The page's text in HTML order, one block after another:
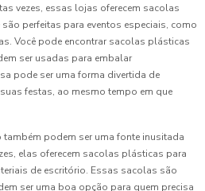
vezes, essas lojas oferecem sacolas
perfeitas para eventos especiais, como
Você pode encontrar sacolas plásticas
ser usadas para embalar
pode ser uma forma divertida de
festas, ao mesmo tempo em que
podem ser uma fonte inusitada
elas oferecem sacolas plásticas para
de escritório. Essas sacolas são
ser uma boa opção para quem precisa